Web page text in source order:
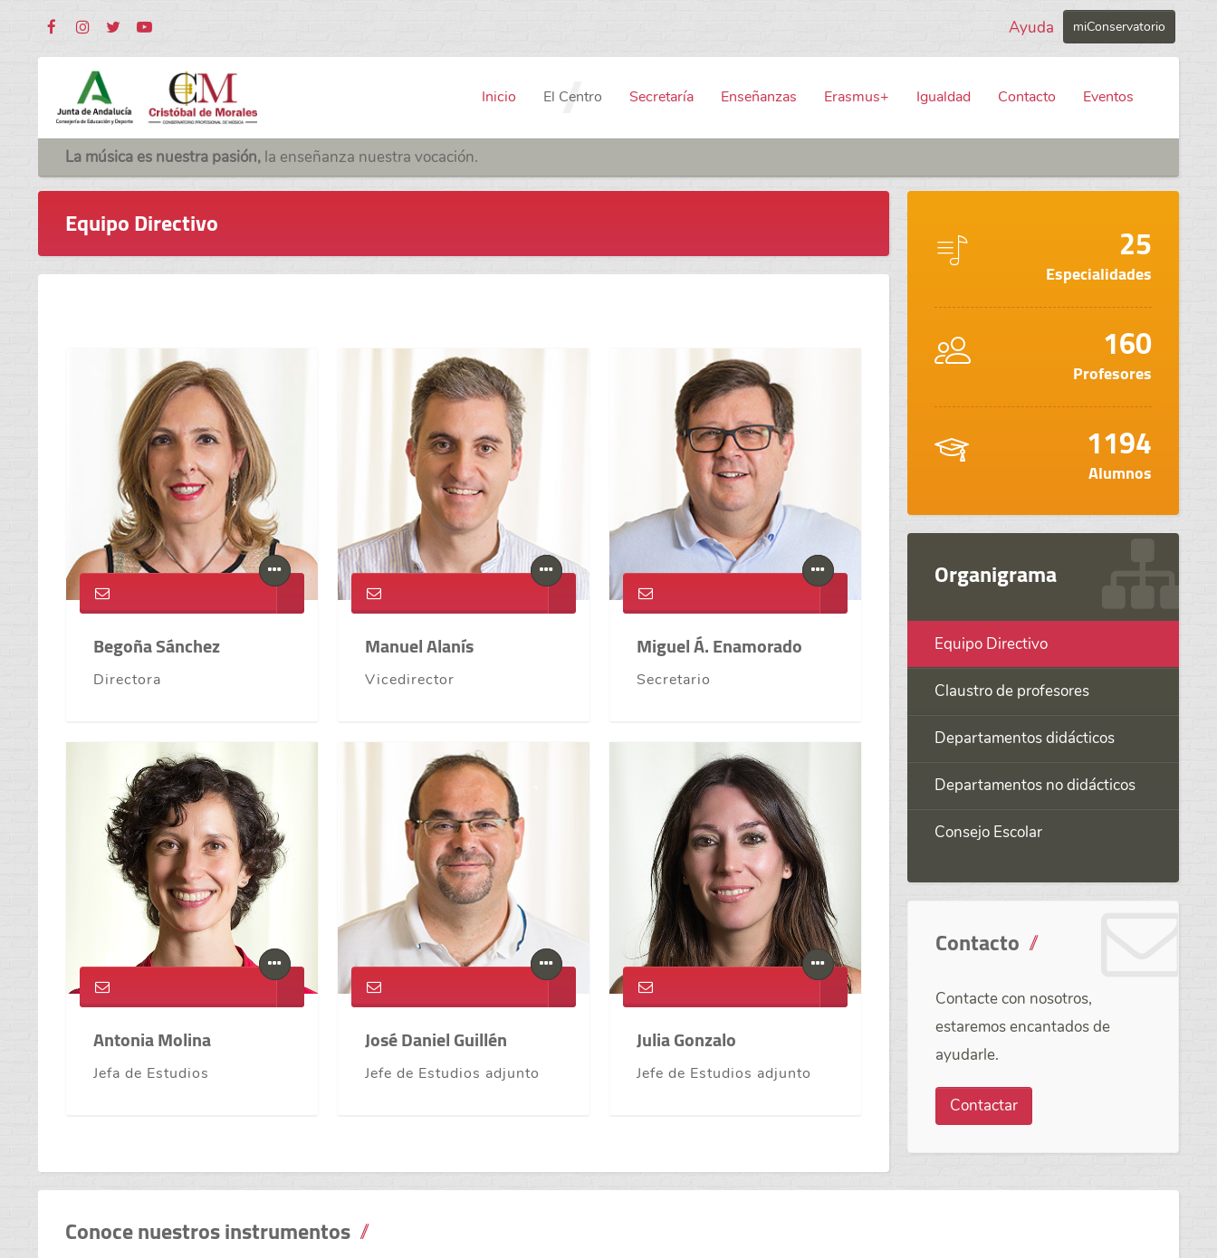
miConservatorio
Ayuda
Inicio El Centro Secretaría Enseñanzas Erasmus+ Igualdad Contacto Eventos
La música es nuestra pasión, la enseñanza nuestra vocación.
Equipo Directivo
Begoña Sánchez
Directora
Manuel Alanís
Vicedirector
Miguel Á. Enamorado
Secretario
Antonia Molina
Jefa de Estudios
José Daniel Guillén
Jefe de Estudios adjunto
Julia Gonzalo
Jefe de Estudios adjunto
25
Especialidades
160
Profesores
1194
Alumnos
Organigrama
Equipo Directivo
Claustro de profesores
Departamentos didácticos
Departamentos no didácticos
Consejo Escolar
Contacto
Contacte con nosotros,
estaremos encantados de
ayudarle.
Contactar
Conoce nuestros instrumentos